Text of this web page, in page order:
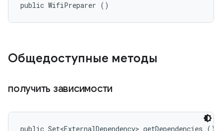
public WifiPreparer ()
Общедоступные методы
получить зависимости
public Set<ExternalDependency> getDependencies ()